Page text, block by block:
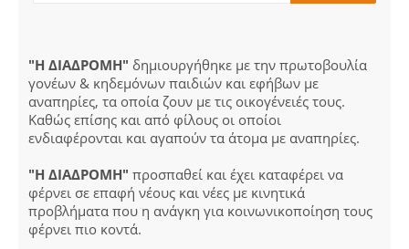
"Η ΔΙΑΔΡΟΜΗ" δημιουργήθηκε με την πρωτοβουλία
γονέων & κηδεμόνων παιδιών και εφήβων με
αναπηρίες, τα οποία ζουν με τις οικογένειές τους.
Καθώς επίσης και από φίλους οι οποίοι
ενδιαφέρονται και αγαπούν τα άτομα με αναπηρίες.
"Η ΔΙΑΔΡΟΜΗ" προσπαθεί και έχει καταφέρει να
φέρνει σε επαφή νέους και νέες με κινητικά
προβλήματα που η ανάγκη για κοινωνικοποίηση τους
φέρνει πιο κοντά.